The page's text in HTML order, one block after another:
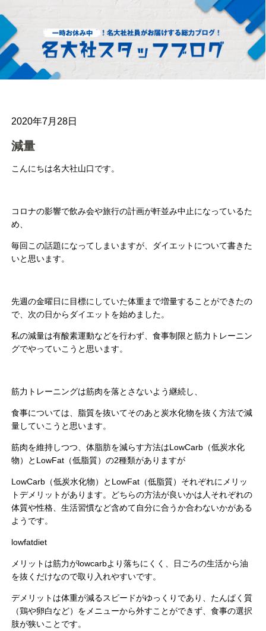
2020年7月28日
減量
こんにちは名大社山口です。
コロナの影響で飲み会や旅行の計画が軒並み中止になっているた
め、
毎回この話題になってしまいますが、ダイエットについて書きた
いと思います。
先週の金曜日に目標にしていた体重まで増量することができたの
で、次の日からダイエットを始めました。
私の減量は有酸素運動などを行わず、食事制限と筋力トレーニン
グでやっていこうと思います。
筋力トレーニングは筋肉を落とさないよう継続し、
食事については、脂質を抜いてそのあと炭水化物を抜く方法で減
量していこうと思います。
筋肉を維持しつつ、体脂肪を減らす方法はLowCarb（低炭水化
物）とLowFat（低脂質）の2種類がありますが
LowCarb（低炭水化物）とLowFat（低脂質）それぞれにメリッ
トデメリットがあります。どちらの方法が良いかは人それぞれの
体質や性格、生活習慣など含めて自分に合うか合わないかがある
ようです。
lowfatdiet
メリットは筋力がlowcarbより落ちにくく、日ごろの生活から油
を抜くだけなので取り入れやすいです。
デメリットは体重が減るスピードがゆっくりであり、たんぱく質
（鶏や卵白など）をメニューから外すことができず、食事の選択
肢が狭いことです。